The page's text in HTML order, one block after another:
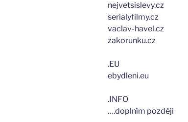
nejvetsislevy.cz
serialyfilmy.cz
vaclav-havel.cz
zakorunku.cz
.EU
ebydleni.eu
.INFO
….doplním později